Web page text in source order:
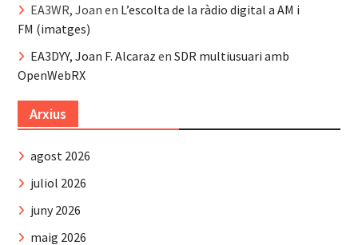
EA3WR, Joan en L’escolta de la ràdio digital a AM i
FM (imatges)
EA3DYY, Joan F. Alcaraz en SDR multiusuari amb
OpenWebRX
Arxius
agost 2026
juliol 2026
juny 2026
maig 2026